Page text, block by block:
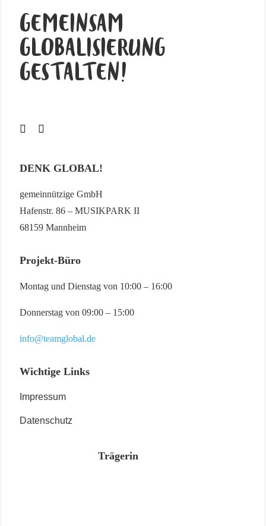
GEMEINSAM
GLOBALISIERUNG
GESTALTEN!
DENK GLOBAL!
gemeinnützige GmbH
Hafenstr. 86 – MUSIKPARK II
68159 Mannheim
Projekt-Büro
Montag und Dienstag von 10:00 – 16:00
Donnerstag von 09:00 – 15:00
info@teamglobal.de
Wichtige Links
Impressum
Datenschutz
Trägerin